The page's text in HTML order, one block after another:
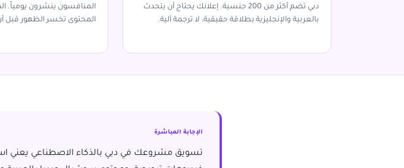
دبي تضم أكثر من 200 جنسية. إعلانك يحتاج أن يتحدث
بالعربية والإنجليزية بطلاقة حقيقية، لا ترجمة آلية.
المنافسون ينشرون يومياً.
المحتوى تخسر الظهور قبل
الإجابة المباشرة